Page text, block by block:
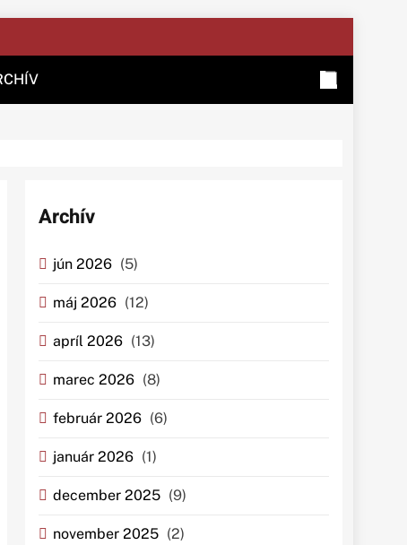
Archív
jún 2026 (5)
máj 2026 (12)
apríl 2026 (13)
marec 2026 (8)
február 2026 (6)
január 2026 (1)
december 2025 (9)
november 2025 (2)